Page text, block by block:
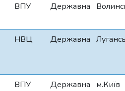
ВПУ Державна
НВЦ Державна
ВПУ Державна м.Київ